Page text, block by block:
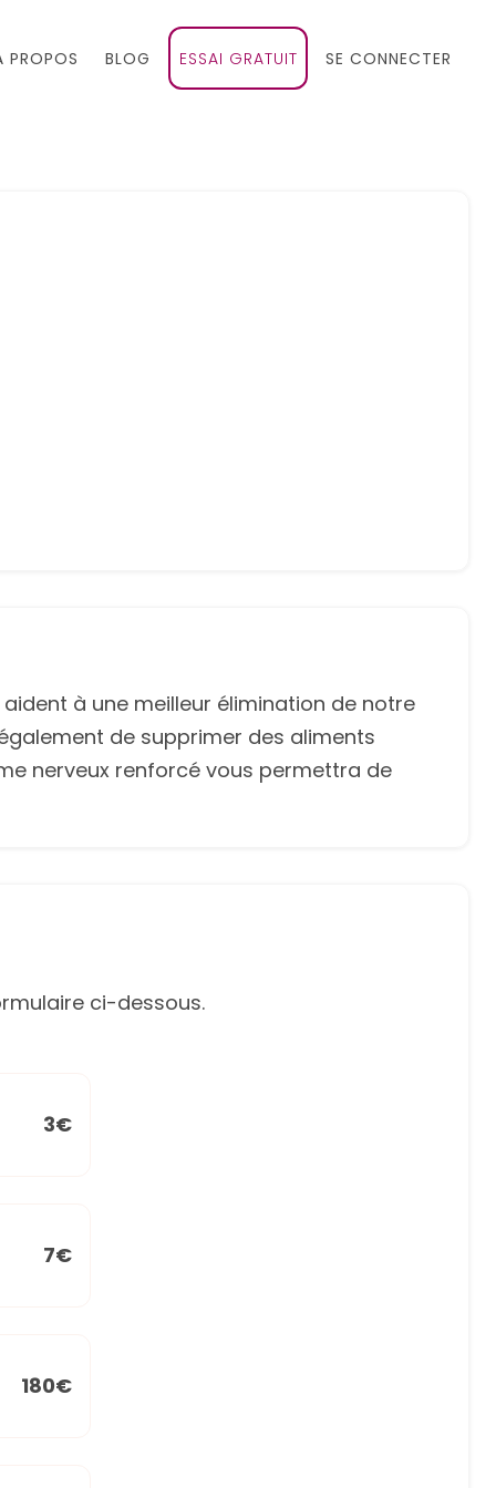
PROPOS BLOG ESSAI GRATUIT SE CONNECTER
à une meilleur élimination de notre
de supprimer des aliments
nerveux renforcé vous permettra de
ci-dessous.
3€
7€
180€